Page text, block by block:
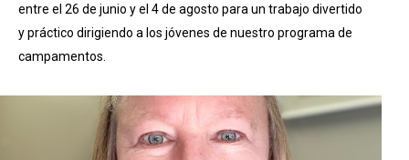
entre el 26 de junio y el 4 de agosto para un trabajo divertido
y práctico dirigiendo a los jóvenes de nuestro programa de
campamentos.